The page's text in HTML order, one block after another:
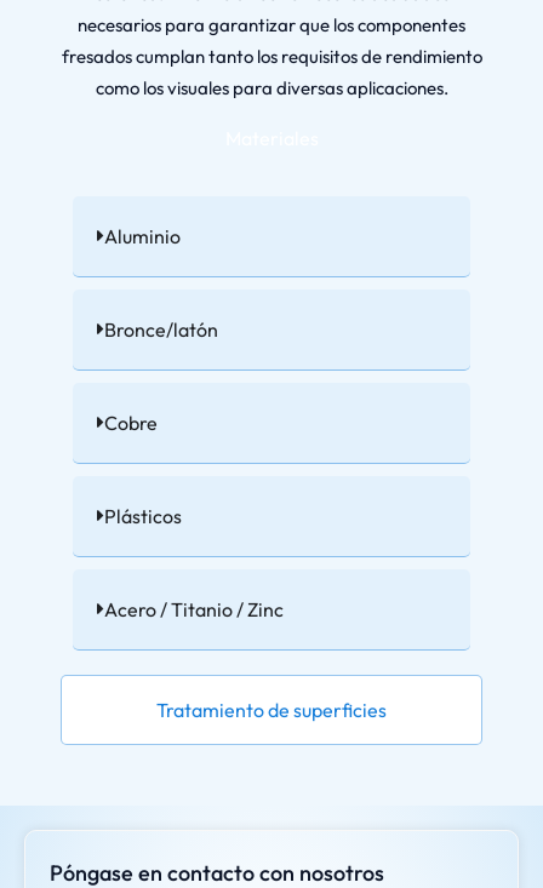
necesarios para garantizar que los componentes
fresados cumplan tanto los requisitos de rendimiento
como los visuales para diversas aplicaciones.
Tratamiento de superficies
Aluminio
Bronce/latón
Cobre
Plásticos
Acero / Titanio / Zinc
Póngase en contacto con nosotros